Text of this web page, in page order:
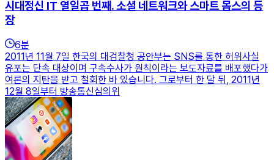
시대정신 IT 열일곱 번째. 소셜 네트워크와 스마트 몹스의 등
장
6분
2011년 11월 7일 한국의 대검찰청 공안부는 SNS를 통한 허위사실
유포는 단속 대상이며 구속수사가 원칙이라는 보도자료를 배포했다가
여론의 지탄을 받고 철회한 바 있습니다. 그로부터 한 달 뒤, 2011년
12월 8일부터 방송통신심의위